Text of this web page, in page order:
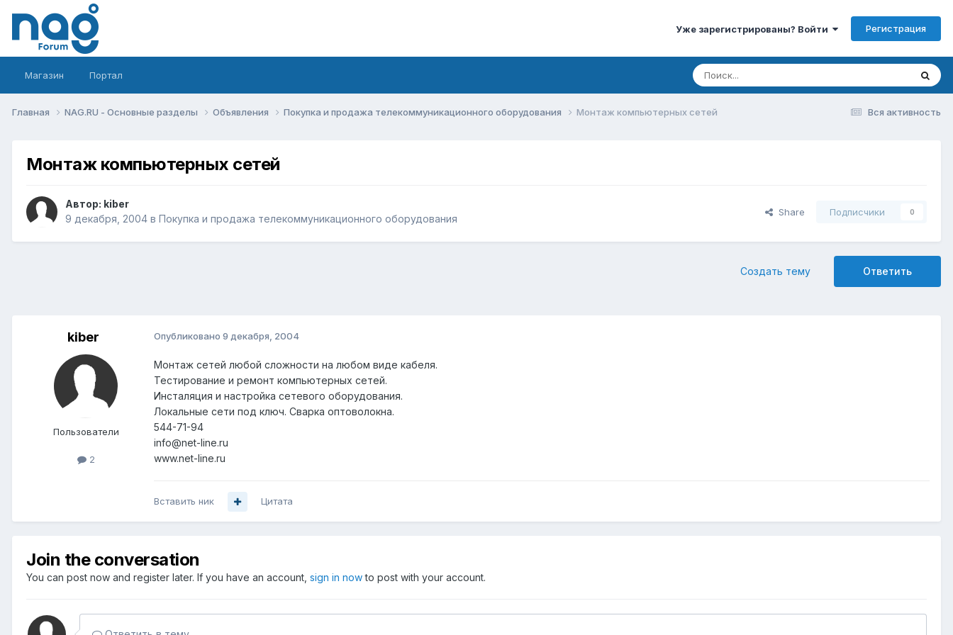
Уже зарегистрированы? Войти Регистрация
Магазин Портал
Вся активность
Главная NAG.RU - Основные разделы Объявления Покупка и продажа телекоммуникационного оборудования Монтаж компьютерных сетей
Монтаж компьютерных сетей
Автор: kiber
9 декабря, 2004 в Покупка и продажа телекоммуникационного оборудования
Share Подписчики 0
Ответить
Создать тему
kiber
Пользователи
2
Опубликовано 9 декабря, 2004
Монтаж сетей любой сложности на любом виде кабеля.
Тестирование и ремонт компьютерных сетей.
Инсталяция и настройка сетевого оборудования.
Локальные сети под ключ. Сварка оптоволокна.
544-71-94
info@net-line.ru
www.net-line.ru
Вставить ник Цитата
Join the conversation
You can post now and register later. If you have an account, sign in nowto post with your account.